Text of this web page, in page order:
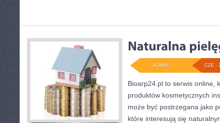
CZE -
ADMIN
Bioarp24.pl to serwis online,
produktów kosmetycznych
może być postrzegana jako
które interesują się